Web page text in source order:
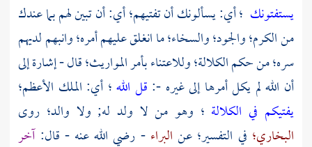
يستفتونك ؛ أي: يسألونك أن تفتيهم؛ أي: أن تبين لهم بما عندك
من الكرم؛ والجود؛ والسخاء؛ ما انغلق عليهم أمره؛ وانبهم لديهم
سره؛ من حكم الكلالة؛ وللاعتناء بأمر المواريث؛ قال - إشارة إلى
أن الله لم يكل أمرها إلى غيره -: قل الله؛ أي: الملك الأعظم؛
يفتيكم في الكلالة ؛ وهو من لا ولد له; ولا والد؛ روى
البخاري؛ في التفسير؛ عن البراء- رضي الله عنه - قال:آخر